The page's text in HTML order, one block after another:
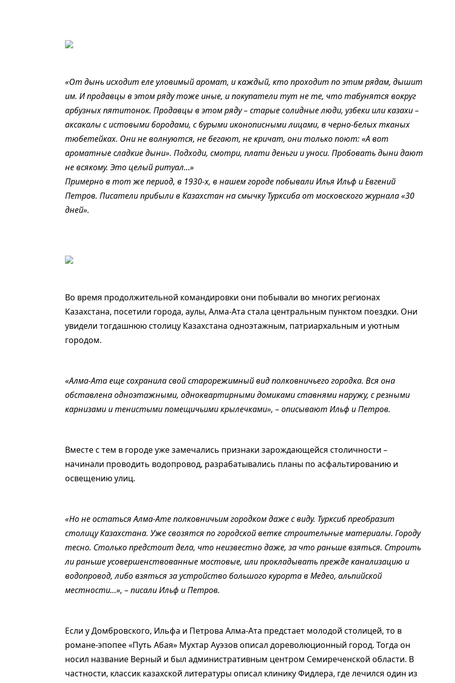
«От дынь исходит еле уловимый аромат, и каждый, кто проходит по этим рядам, дышит
им. И продавцы в этом ряду тоже иные, и покупатели тут не те, что табунятся вокруг
арбузных пятитонок. Продавцы в этом ряду – старые солидные люди, узбеки или казахи –
аксакалы с истовыми бородами, с бурыми иконописными лицами, в черно-белых тканых
тюбетейках. Они не волнуются, не бегают, не кричат, они только поют: «А вот
ароматные сладкие дыни». Подходи, смотри, плати деньги и уноси. Пробовать дыни дают
не всякому. Это целый ритуал…»
Примерно в тот же период, в 1930-х, в нашем городе побывали Илья Ильф и Евгений
Петров. Писатели прибыли в Казахстан на смычку Турксиба от московского журнала «30
дней».
Во время продолжительной командировки они побывали во многих регионах
Казахстана, посетили города, аулы, Алма-Ата стала центральным пунктом поездки. Они
увидели тогдашнюю столицу Казахстана одноэтажным, патриархальным и уютным
городом.
«Алма-Ата еще сохранила свой старорежимный вид полковничьего городка. Вся она
обставлена одноэтажными, одноквартирными домиками ставнями наружу, с резными
карнизами и тенистыми помещичьими крылечками», – описывают Ильф и Петров.
Вместе с тем в городе уже замечались признаки зарождающейся столичности –
начинали проводить водопровод, разрабатывались планы по асфальтированию и
освещению улиц.
«Но не остаться Алма-Ате полковничьим городком даже с виду. Турксиб преобразит
столицу Казахстана. Уже свозятся по городской ветке строительные материалы. Городу
тесно. Столько предстоит дела, что неизвестно даже, за что раньше взяться. Строить
ли раньше усовершенствованные мостовые, или прокладывать прежде канализацию и
водопровод, либо взяться за устройство большого курорта в Медео, альпийской
местности…», – писали Ильф и Петров.
Если у Домбровского, Ильфа и Петрова Алма-Ата предстает молодой столицей, то в
романе-­эпопее «Путь Абая» Мухтар Ауэзов описал дореволюционный город. Тогда он
носил название Верный и был административным центром Семиреченской области. В
частности, классик казахской литературы описал клинику Фидлера, где лечился один из